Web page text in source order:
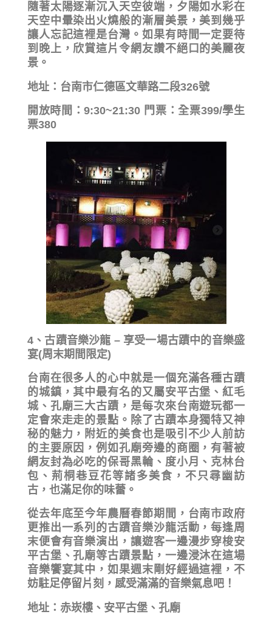
隨著太陽逐漸沉入天空彼端，夕陽如水彩在
天空中暈染出火燒般的漸層美景，美到幾乎
讓人忘記這裡是台灣。如果有時間一定要待
到晚上，欣賞這片令網友讚不絕口的美麗夜
景。
地址：台南市仁德區文華路二段326號
開放時間：9:30~21:30 門票：全票399/學生
票380
4、古蹟音樂沙龍 – 享受一場古蹟中的音樂盛
宴(周末期間限定)
台南在很多人的心中就是一個充滿各種古蹟
的城鎮，其中最有名的又屬安平古堡、紅毛
城、孔廟三大古蹟，是每次來台南遊玩都一
定會來走走的景點。除了古蹟本身獨特又神
秘的魅力，附近的美食也是吸引不少人前訪
的主要原因，例如孔廟旁邊的商圈，有著被
網友封為必吃的保哥黑輪、度小月、克林台
包、荊桐巷豆花等諸多美食，不只尋幽訪
古，也滿足你的味蕾。
從去年底至今年農曆春節期間，台南市政府
更推出一系列的古蹟音樂沙龍活動，每逢周
末便會有音樂演出，讓遊客一邊漫步穿梭安
平古堡、孔廟等古蹟景點，一邊浸沐在這場
音樂饗宴其中，如果週末剛好經過這裡，不
妨駐足停留片刻，感受滿滿的音樂氣息吧！
地址：赤崁樓、安平古堡、孔廟